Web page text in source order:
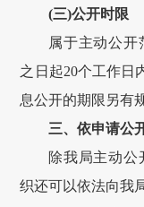
(三)公开时限
属于主动公开
之日起20个工作日
息公开的期限另有
三、依申请公
除我局主动公
织还可以依法向我